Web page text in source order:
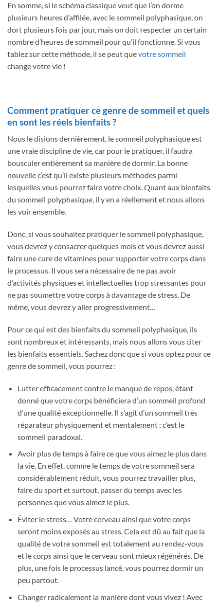
En somme, si le schéma classique veut que l’on dorme
plusieurs heures d’affilée, avec le sommeil polyphasique, on
dort plusieurs fois par jour, mais on doit respecter un certain
nombre d’heures de sommeil pour qu’il fonctionne. Si vous
tablez sur cette méthode, il se peut quevotre sommeil
change votre vie !
Comment pratiquer ce genre de sommeil et quels
en sont les réels bienfaits ?
Nous le disions dernièrement, le sommeil polyphasique est
une vraie discipline de vie, car pour le pratiquer, il faudra
bousculer entièrement sa manière de dormir. La bonne
nouvelle c’est qu’il existe plusieurs méthodes parmi
lesquelles vous pourrez faire votre choix. Quant aux bienfaits
du sommeil polyphasique, il y en a réellement et nous allons
les voir ensemble.
Donc, si vous souhaitez pratiquer le sommeil polyphasique,
vous devrez y consacrer quelques mois et vous devrez aussi
faire une cure de vitamines pour supporter votre corps dans
le processus. Il vous sera nécessaire de ne pas avoir
d’activités physiques et intellectuelles trop stressantes pour
ne pas soumettre votre corps à davantage de stress. De
même, vous devrez y aller progressivement…
Pour ce qui est des bienfaits du sommeil polyphasique, ils
sont nombreux et intéressants, mais nous allons vous citer
les bienfaits essentiels. Sachez donc que si vous optez pour ce
genre de sommeil, vous pourrez :
Lutter efficacement contre le manque de repos, étant
donné que votre corps bénéficiera d’un sommeil profond
d’une qualité exceptionnelle. Il s’agit d’un sommeil très
réparateur physiquement et mentalement ; c’est le
sommeil paradoxal.
Avoir plus de temps à faire ce que vous aimez le plus dans
la vie. En effet, comme le temps de votre sommeil sera
considérablement réduit, vous pourrez travailler plus,
faire du sport et surtout, passer du temps avec les
personnes que vous aimez le plus.
Éviter le stress… Votre cerveau ainsi que votre corps
seront moins exposés au stress. Cela est dû au fait que la
qualité de votre sommeil est totalement au rendez-vous
et le corps ainsi que le cerveau sont mieux régénérés. De
plus, une fois le processus lancé, vous pourrez dormir un
peu partout.
Changer radicalement la manière dont vous vivez ! Avec